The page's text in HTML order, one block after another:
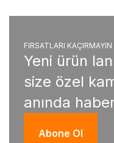
FIRSATLARI KAÇIRMAYIN
Yeni ürün
size özel
anında
Abone Ol